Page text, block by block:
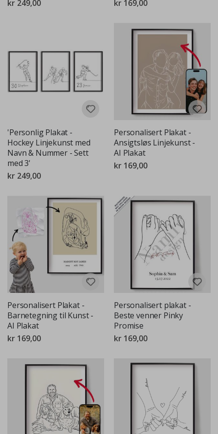
kr 249,00 kr 169,00
'Personlig Plakat -
Hockey Linjekunst med
Navn & Nummer - Sett
med 3'
kr 249,00
Personalisert Plakat -
Ansigtsløs Linjekunst -
AI Plakat
kr 169,00
Personalisert Plakat -
Barnetegning til Kunst -
AI Plakat
kr 169,00
Personalisert plakat -
Beste venner Pinky
Promise
kr 169,00